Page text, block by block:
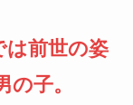
は前世の姿
子。